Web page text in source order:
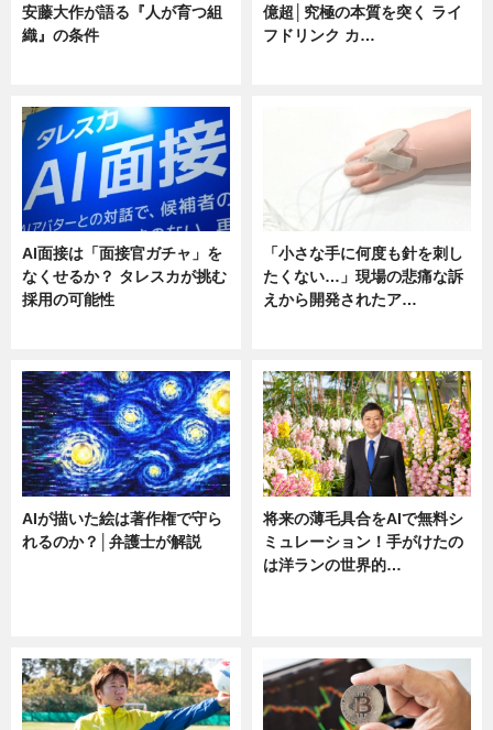
安藤大作が語る『人が育つ組
織』の条件
億超│究極の本質を突く ライ
フドリンク カ…
AI面接は「面接官ガチャ」を
なくせるか？ タレスカが挑む
採用の可能性
「小さな手に何度も針を刺し
たくない…」現場の悲痛な訴
えから開発されたア…
AIが描いた絵は著作権で守ら
れるのか？│弁護士が解説
将来の薄毛具合をAIで無料シ
ミュレーション！手がけたの
は洋ランの世界的…